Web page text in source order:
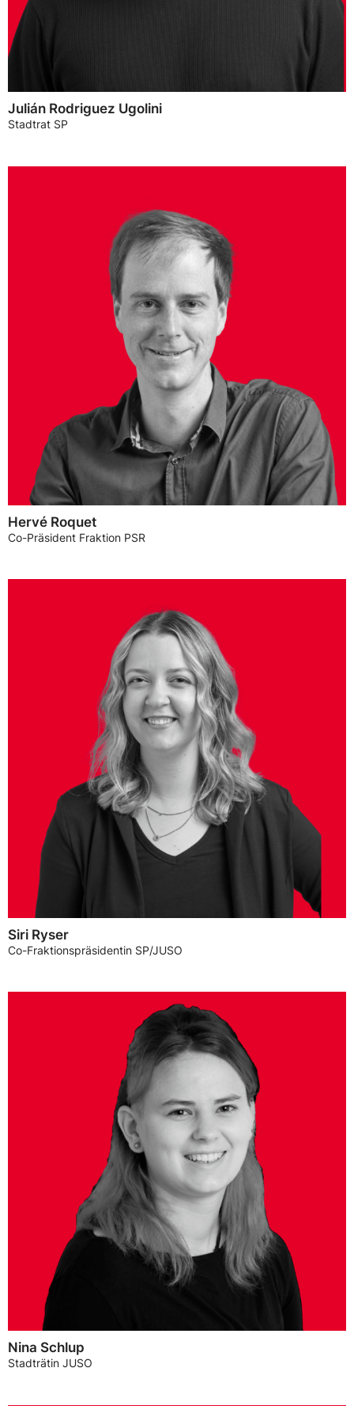
Julián Rodriguez Ugolini
Stadtrat SP
Hervé Roquet
Co-Präsident Fraktion PSR
Siri Ryser
Co-Fraktionspräsidentin SP/JUSO
Nina Schlup
Stadträtin JUSO